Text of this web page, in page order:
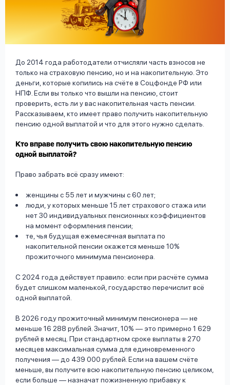
До 2014 года работодатели отчисляли часть взносов не
только на страховую пенсию, но и на накопительную. Это
деньги, которые копились на счёте в Соцфонде РФ или
НПФ. Если вы только что вышли на пенсию, стоит
проверить, есть ли у вас накопительная часть пенсии.
Рассказываем, кто имеет право получить накопительную
пенсию одной выплатой и что для этого нужно сделать.
Кто вправе получить свою накопительную пенсию
одной выплатой?
Право забрать всё сразу имеют:
женщины с 55 лет и мужчины с 60 лет;
люди, у которых меньше 15 лет страхового стажа или
нет 30 индивидуальных пенсионных коэффициентов
на момент оформления пенсии;
те, чья будущая ежемесячная выплата по
накопительной пенсии окажется меньше 10%
прожиточного минимума пенсионера.
С 2024 года действует правило: если при расчёте сумма
будет слишком маленькой, государство перечислит всё
одной выплатой.
В 2026 году прожиточный минимум пенсионера — не
меньше 16 288 рублей. Значит, 10% — это примерно 1 629
рублей в месяц. При стандартном сроке выплаты в 270
месяцев максимальная сумма для единовременного
получения — до 439 000 рублей. Если на вашем счёте
меньше, вы получите всю накопительную пенсию целиком,
если больше — назначат пожизненную прибавку к
Оформить заявку
вопрос
Ответы
на
вопросы